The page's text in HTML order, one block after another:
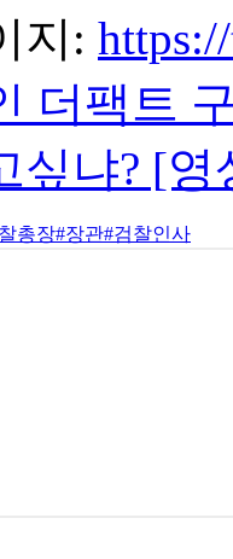
지:
더팩트
싶냐? [
총장#장관#검찰인사